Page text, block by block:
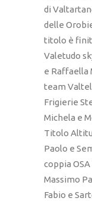
di
delle
titolo è
Valetudo
e Raffaella
team
Frigierie
Michela e
Titolo
Paolo e
coppia
Massimo
Fabio e